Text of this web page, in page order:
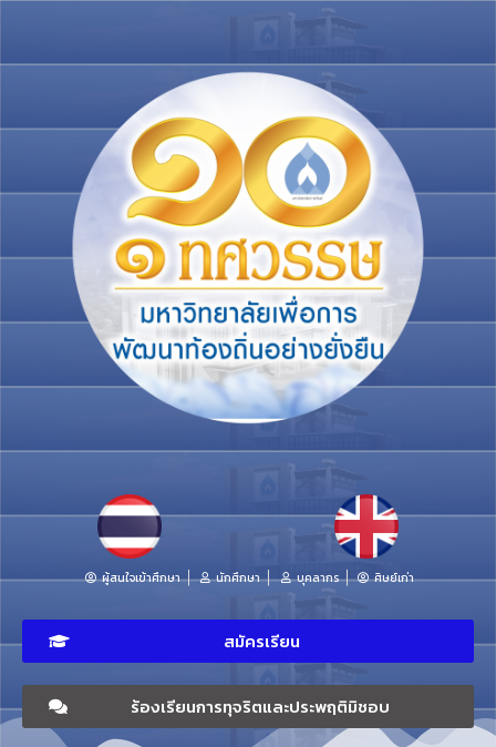
ผู้สนใจเข้าศึกษา นักศึกษา บุคลากร ศิษย์เก่า
สมัครเรียน
ร้องเรียนการทุจริตและประพฤติมิชอบ